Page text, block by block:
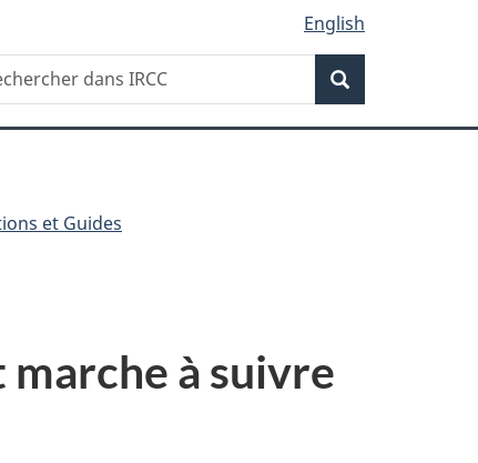
English
et Guides
à suivre